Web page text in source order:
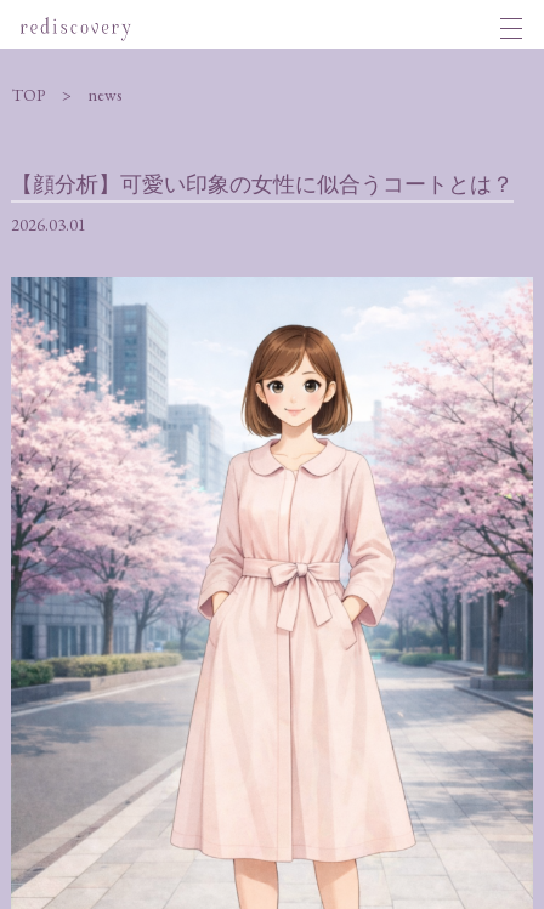
TOP news
【顔分析】可愛い印象の女性に似合うコートとは？
2026.03.01